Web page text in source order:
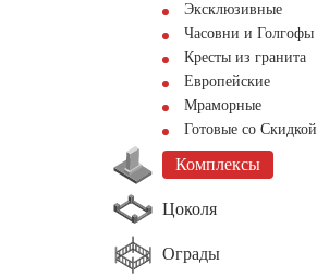
Эксклюзивные
Часовни и Голгофы
Кресты из гранита
Европейские
Мраморные
Готовые со Скидкой
Комплексы
Цоколя
Ограды